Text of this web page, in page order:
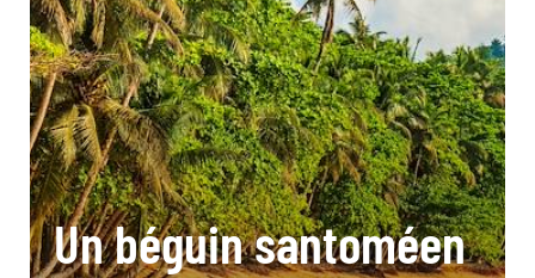
Un béguin santoméen